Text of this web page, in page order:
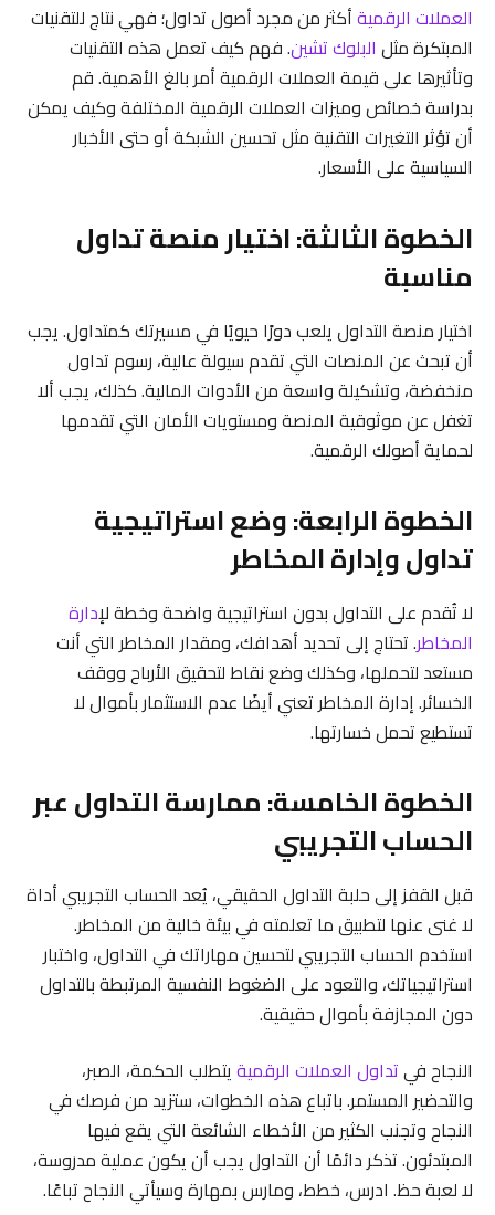
العملات الرقميةأكثر من مجرد أصول تداول؛ فهي نتاج للتقنيات
المبتكرة مثل البلوك تشين. فهم كيف تعمل هذه التقنيات
وتأثيرها على قيمة العملات الرقمية أمر بالغ الأهمية. قم
بدراسة خصائص وميزات العملات الرقمية المختلفة وكيف يمكن
أن تؤثر التغيرات التقنية مثل تحسين الشبكة أو حتى الأخبار
السياسية على الأسعار.
الخطوة الثالثة: اختيار منصة تداول
مناسبة
اختيار منصة التداول يلعب دورًا حيويًا في مسيرتك كمتداول. يجب
أن تبحث عن المنصات التي تقدم سيولة عالية، رسوم تداول
منخفضة، وتشكيلة واسعة من الأدوات المالية. كذلك، يجب ألا
تغفل عن موثوقية المنصة ومستويات الأمان التي تقدمها
لحماية أصولك الرقمية.
الخطوة الرابعة: وضع استراتيجية
تداول وإدارة المخاطر
لا تُقدم على التداول بدون استراتيجية واضحة وخطة لإدارة
المخاطر. تحتاج إلى تحديد أهدافك، ومقدار المخاطر التي أنت
مستعد لتحملها، وكذلك وضع نقاط لتحقيق الأرباح ووقف
الخسائر. إدارة المخاطر تعني أيضًا عدم الاستثمار بأموال لا
تستطيع تحمل خسارتها.
الخطوة الخامسة: ممارسة التداول عبر
الحساب التجريبي
قبل القفز إلى حلبة التداول الحقيقي، يُعد الحساب التجريبي أداة
لا غنى عنها لتطبيق ما تعلمته في بيئة خالية من المخاطر.
استخدم الحساب التجريبي لتحسين مهاراتك في التداول، واختبار
استراتيجياتك، والتعود على الضغوط النفسية المرتبطة بالتداول
دون المجازفة بأموال حقيقية.
النجاح فيتداول العملات الرقميةيتطلب الحكمة، الصبر،
والتحضير المستمر. باتباع هذه الخطوات، ستزيد من فرصك في
النجاح وتجنب الكثير من الأخطاء الشائعة التي يقع فيها
المبتدئون. تذكر دائمًا أن التداول يجب أن يكون عملية مدروسة،
لا لعبة حظ. ادرس، خطط، ومارس بمهارة وسيأتي النجاح تباعًا.